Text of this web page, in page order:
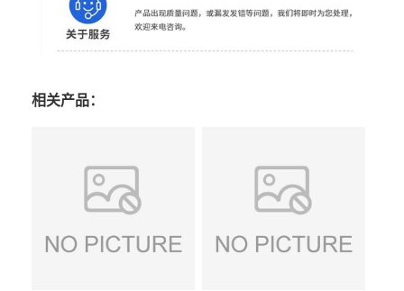
相关产品：